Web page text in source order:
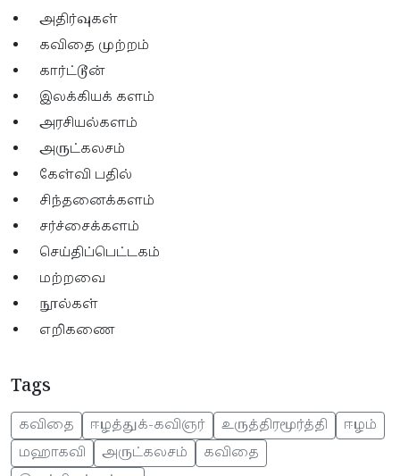
அதிர்வுகள்
கவிதை முற்றம்
கார்ட்டூன்
இலக்கியக் களம்
அரசியல்களம்
அருட்கலசம்
கேள்வி பதில்
சிந்தனைக்களம்
சர்ச்சைக்களம்
செய்திப்பெட்டகம்
மற்றவை
நூல்கள்
எறிகணை
Tags
கவிதை ஈழத்துக்-கவிஞர் உருத்திரமூர்த்தி
ஈழம்
மஹாகவி
அருட்கலசம்
கவிதை